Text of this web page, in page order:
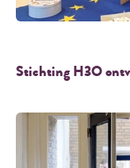
Stichting H3O